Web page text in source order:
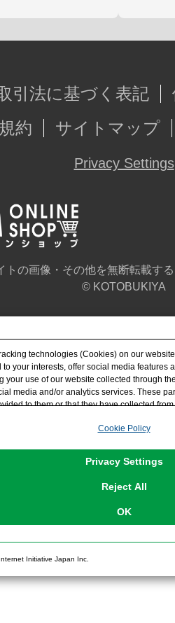
引法に基づく表記
約
サイトマップ
Privacy Settings
トの画像・その他を無断転載す
© KOTOBUKIYA
technologies (Cookies) on our
your interests, offer social media features
your use of our website collected through
media and/or analytics services. These
to them or that they have collected
for Strictly Necessary Cookies, please
Cookie Policy
Privacy Settings
Reject All
OK
Initiative Japan Inc.